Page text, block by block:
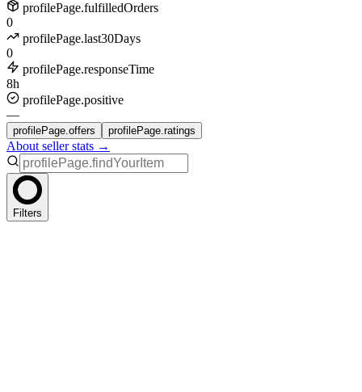
profilePage.fulfilledOrders
0
profilePage.last30Days
0
profilePage.responseTime
8h
profilePage.positive
—
profilePage.offers profilePage.ratings
About seller stats →
Filters